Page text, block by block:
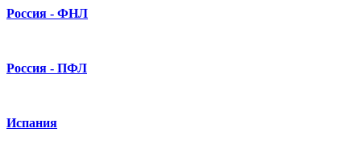
Россия - ФНЛ
Россия - ПФЛ
Испания